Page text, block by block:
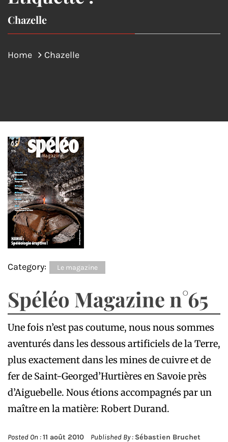
Chazelle
Home Chazelle
Category: Le magazine
Spéléo Magazine n°65
Une fois n’est pas coutume, nous nous sommes
aventurés dans les dessous artificiels de la Terre,
plus exactement dans les mines de cuivre et de
fer de Saint-Georged’Hurtières en Savoie près
d’Aiguebelle. Nous étions accompagnés par un
maître en la matière: Robert Durand.
Posted On :11 août 2010 Published By : Sébastien Bruchet